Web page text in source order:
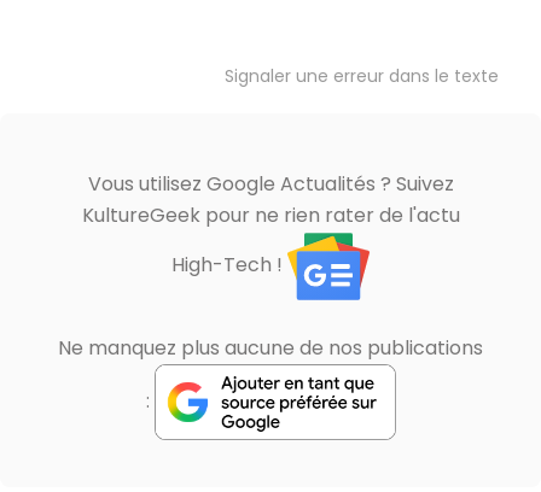
Signaler une erreur dans le texte
Vous utilisez Google Actualités ? Suivez
KultureGeek pour ne rien rater de l'actu
High-Tech !
Ne manquez plus aucune de nos publications
: